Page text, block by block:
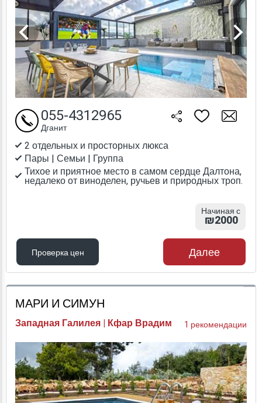
2 отдельных и просторных люкса
Пары | Семьи | Группа
Тихое и приятное место в самом сердце Далтона,
недалеко от виноделен, ручьев и природных троп.
055-4312965
Дганит
Начиная с
₪2000
Проверка цен
Проверка цен
Далее
МАРИ И СИМУН
Западная Галилея | Кфар Врадим 1 рекомендации